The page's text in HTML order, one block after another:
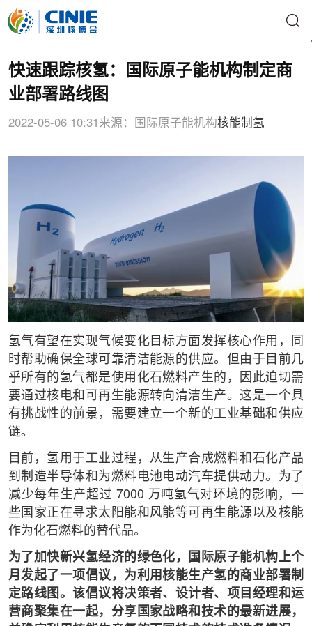
快速跟踪核氢：国际原子能机构制定商
业部署路线图
2022-05-06 10:31 来源：国际原子能机构核能制氢
氢气有望在实现气候变化目标方面发挥核心作用，同
时帮助确保全球可靠清洁能源的供应。但由于目前几
乎所有的氢气都是使用化石燃料产生的，因此迫切需
要通过核电和可再生能源转向清洁生产。这是一个具
有挑战性的前景，需要建立一个新的工业基础和供应
链。
目前，氢用于工业过程，从生产合成燃料和石化产品
到制造半导体和为燃料电池电动汽车提供动力。为了
减少每年生产超过 7000 万吨氢气对环境的影响，一
些国家正在寻求太阳能和风能等可再生能源以及核能
作为化石燃料的替代品。
为了加快新兴氢经济的绿色化，国际原子能机构上个
月发起了一项倡议，为利用核能生产氢的商业部署制
定路线图。该倡议将决策者、设计者、项目经理和运
营商聚集在一起，分享国家战略和技术的最新进展，